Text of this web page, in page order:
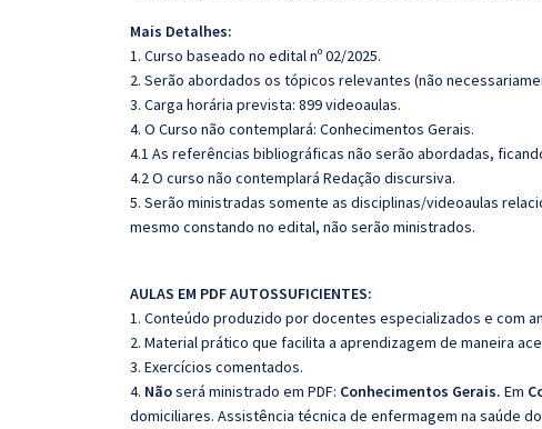
Mais Detalhes:
1. Curso baseado no edital nº 02/2025.
2. Serão abordados os tópicos relevantes (não
3. Carga horária prevista: 899videoaulas.
4. O Curso não contemplará: Conhecimentos Gerais.
4.1 As referências bibliográficas não serão abordadas,
4.2 O curso não contemplará Redação discursiva.
5. Serão ministradas somente as disciplinas/videoaulas
mesmo constando no edital, não serão ministrados.
AULAS EM PDF AUTOSSUFICIENTES:
1. Conteúdo produzido por docentes especializados e com
2. Material prático que facilita a aprendizagem de maneira
3. Exercícios comentados.
4. Nãoserá ministrado em PDF: Conhecimentos Gerais. Em
domiciliares. Assistência técnica de enfermagem na saúde